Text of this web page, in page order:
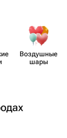
Воздушные
шары